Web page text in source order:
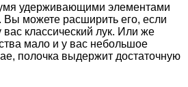
удерживающими элементами
Вы можете расширить его, если
вас классический лук. Или же
мало и у вас небольшое
полочка выдержит достаточную